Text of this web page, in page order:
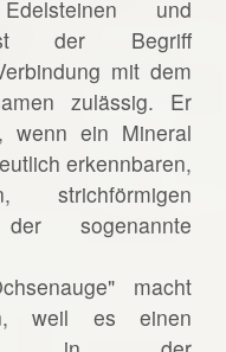
und
ist der Begriff
mit dem
zulässig. Er
wenn ein Mineral
erkennbaren,
strichförmigen
sogenannte
macht
weil es einen